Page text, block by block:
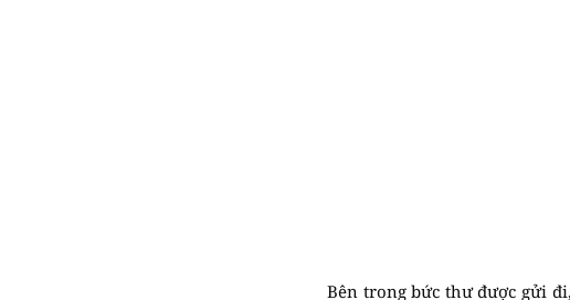
Bên trong bức thư được gửi